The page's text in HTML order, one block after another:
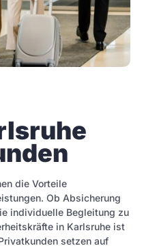
die Vorteile
Ob Absicherung
individuelle Begleitung zu
in Karlsruhe ist
setzen auf